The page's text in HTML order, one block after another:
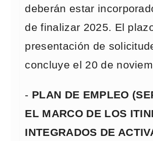
deberán estar
de finalizar 2025. El
presentación de
concluye el 20 de
- PLAN DE EMPLEO
EL MARCO DE LOS
INTEGRADOS DE